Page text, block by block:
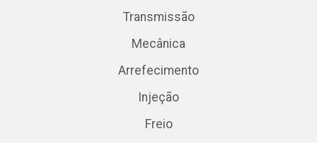
Transmissão
Mecânica
Arrefecimento
Injeção
Freio